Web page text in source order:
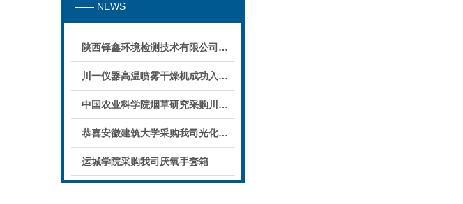
—— NEWS
陕西铎鑫环境检测技术有限公司采购我司全自动液液萃取仪
川一仪器高温喷雾干燥机成功入驻鄱阳职业学院，助力职业教育实训平台升级
中国农业科学院烟草研究采购川一仪器喷雾干燥机
恭喜安徽建筑大学采购我司光化学反应仪
运城学院采购我司厌氧手套箱